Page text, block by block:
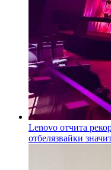
Lenovo отчита
отбелязвайки